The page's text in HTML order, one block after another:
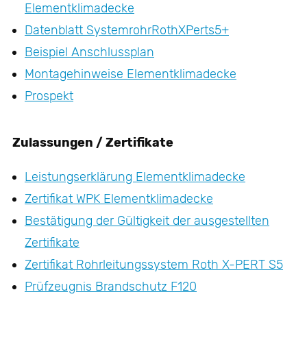
Elementklimadecke
Datenblatt SystemrohrRothXPerts5+
Beispiel Anschlussplan
Montagehinweise Elementklimadecke
Prospekt
Zulassungen / Zertifikate
Leistungserklärung Elementklimadecke
Zertifikat WPK Elementklimadecke
Bestätigung der Gültigkeit der ausgestellten
Zertifikate
Zertifikat Rohrleitungssystem Roth X-PERT S5
Prüfzeugnis Brandschutz F120